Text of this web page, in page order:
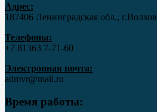
Адрес:
187406 Ленинградская обл.,
Телефоны:
+7 81363 7‑71-60
Электронная почта:
admvr@mail.ru
Время работы: